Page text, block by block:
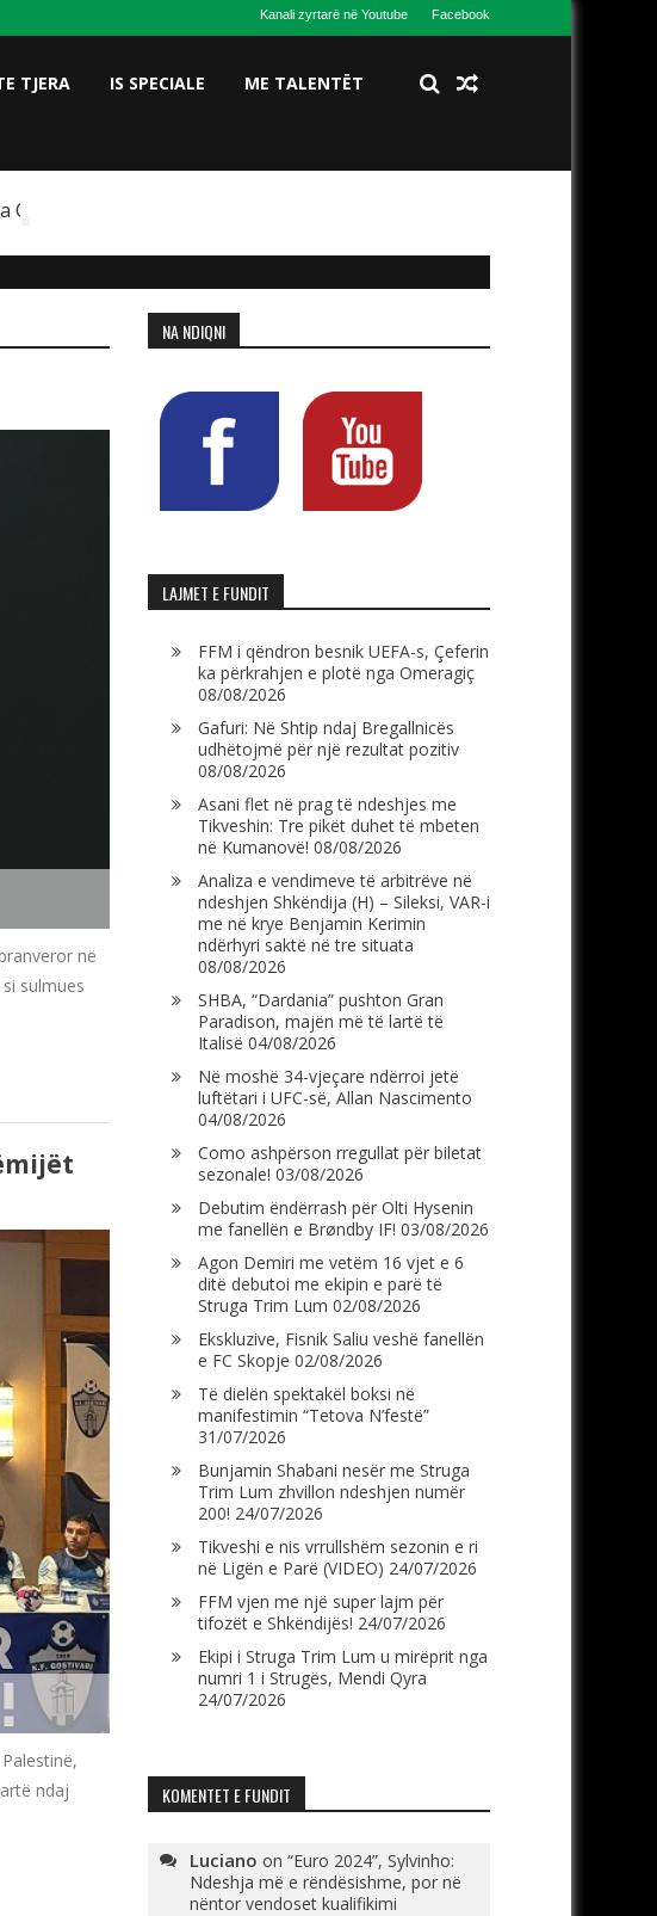
Kanali zyrtarë në Youtube Facebook
TJERA IS SPECIALE ME TALENTËT
në
sulmues
ndaj
NA NDIQNI
LAJMET E FUNDIT
FFM i qëndron besnik UEFA-s, Çeferin
ka përkrahjen e plotë nga Omeragiç
08/08/2026
Gafuri: Në Shtip ndaj Bregallnicës
udhëtojmë për një rezultat pozitiv
08/08/2026
Asani flet në prag të ndeshjes me
Tikveshin: Tre pikët duhet të mbeten
në Kumanovë! 08/08/2026
Analiza e vendimeve të arbitrëve në
ndeshjen Shkëndija (H) – Sileksi, VAR-i
me në krye Benjamin Kerimin
ndërhyri saktë në tre situata
08/08/2026
SHBA, “Dardania” pushton Gran
Paradison, majën më të lartë të
Italisë 04/08/2026
Në moshë 34-vjeçare ndërroi jetë
luftëtari i UFC-së, Allan Nascimento
04/08/2026
Como ashpërson rregullat për biletat
sezonale! 03/08/2026
Debutim ëndërrash për Olti Hysenin
me fanellën e Brøndby IF! 03/08/2026
Agon Demiri me vetëm 16 vjet e 6
ditë debutoi me ekipin e parë të
Struga Trim Lum 02/08/2026
Ekskluzive, Fisnik Saliu veshë fanellën
e FC Skopje 02/08/2026
Të dielën spektakël boksi në
manifestimin “Tetova N’festë”
31/07/2026
Bunjamin Shabani nesër me Struga
Trim Lum zhvillon ndeshjen numër
200! 24/07/2026
Tikveshi e nis vrrullshëm sezonin e ri
në Ligën e Parë (VIDEO) 24/07/2026
FFM vjen me një super lajm për
tifozët e Shkëndijës! 24/07/2026
Ekipi i Struga Trim Lum u mirëprit nga
numri 1 i Strugës, Mendi Qyra
24/07/2026
KOMENTET E FUNDIT
Luciano on “Euro 2024”, Sylvinho:
Ndeshja më e rëndësishme, por në
nëntor vendoset kualifikimi